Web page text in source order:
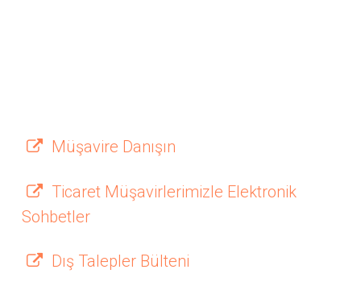
Müşavire Danışın
Ticaret Müşavirlerimizle Elektronik
Sohbetler
Dış Talepler Bülteni